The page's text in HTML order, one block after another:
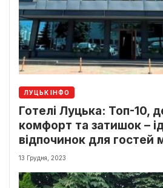
ЛУЦЬК ІНФО
Готелі Луцька: Топ-10,
комфорт та затишок –
відпочинок для гостей
13 Грудня, 2023